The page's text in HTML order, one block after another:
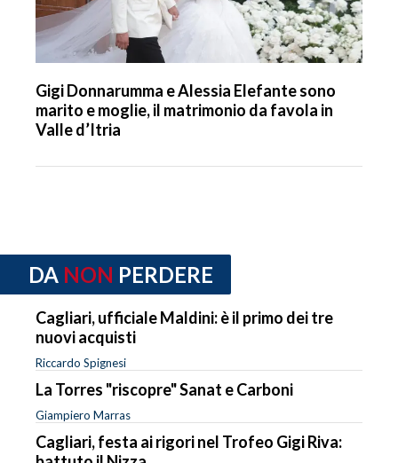
Gigi Donnarumma e Alessia Elefante sono
marito e moglie, il matrimonio da favola in
Valle d’Itria
DA NON PERDERE
Cagliari, ufficiale Maldini: è il primo dei tre
nuovi acquisti
Riccardo Spignesi
La Torres "riscopre" Sanat e Carboni
Giampiero Marras
Cagliari, festa ai rigori nel Trofeo Gigi Riva: